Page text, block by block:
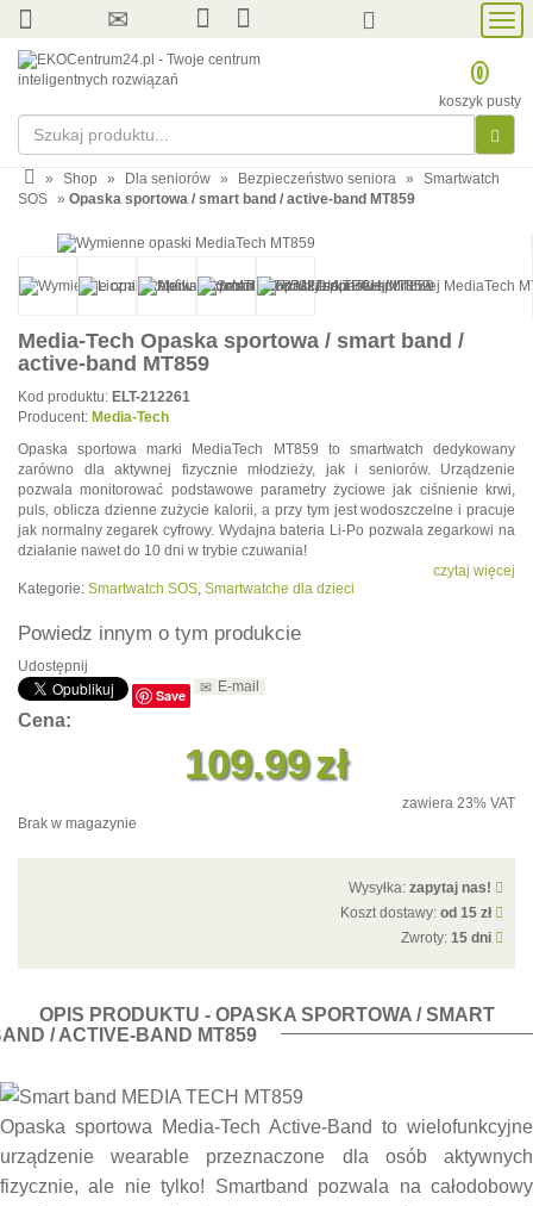
0
koszyk pusty
» Shop » Dla seniorów » Bezpieczeństwo seniora »
Smartwatch
SOS » Opaska sportowa / smart band / active-band MT859
Media-Tech Opaska sportowa / smart band /
active-band MT859
Kod produktu: ELT-212261
Producent: Media-Tech
Opaska sportowa marki MediaTech MT859 to smartwatch dedykowany
zarówno dla aktywnej fizycznie młodzieży, jak i seniorów. Urządzenie
pozwala monitorować podstawowe parametry życiowe jak ciśnienie krwi,
puls, oblicza dzienne zużycie kalorii, a przy tym jest wodoszczelne i pracuje
jak normalny zegarek cyfrowy. Wydajna bateria Li-Po pozwala zegarkowi na
działanie nawet do 10 dni w trybie czuwania!
czytaj więcej
Kategorie: Smartwatch SOS, Smartwatche dla dzieci
Powiedz innym o tym produkcie
Udostępnij
Save E-mail
Cena:
109.99zł
zawiera 23% VAT
Brak w magazynie
Wysyłka: zapytaj nas!
Koszt dostawy: od 15 zł
Zwroty: 15 dni
OPIS PRODUKTU - OPASKA SPORTOWA / SMART
/ ACTIVE-BAND MT859
Opaska sportowa Media-Tech Active-Band to wielofunkcyjne
urządzenie wearable przeznaczone dla osób aktywnych
fizycznie, ale nie tylko! Smartband pozwala na całodobowy